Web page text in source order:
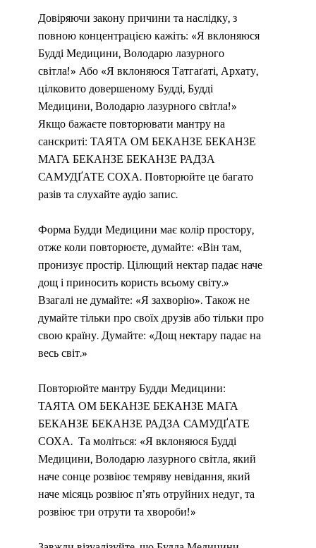
Довіряючи закону причини та наслідку, з
повною концентрацією кажіть: «Я вклоняюся
Будді Медицини, Володарю лазурного
світла!» Або «Я вклоняюся Татгаґаті, Архату,
цілковито довершеному Будді, Будді
Медицини, Володарю лазурного світла!»
Якщо бажаєте повторювати мантру на
санскриті: ТАЯТА ОМ БЕКАНЗЕ БЕКАНЗЕ
МАГА БЕКАНЗЕ БЕКАНЗЕ РАДЗА
САМУДҐАТЕ СОХА. Повторюйте це багато
разів та слухайте аудіо запис.
Форма Будди Медицини має колір простору,
отже коли повторюєте, думайте: «Він там,
пронизує простір. Цілющий нектар падає наче
дощ і приносить користь всьому світу.»
Взагалі не думайте: «Я захворію». Також не
думайте тільки про своїх друзів або тільки про
свою країну. Думайте: «Дощ нектару падає на
весь світ.»
Повторюйте мантру Будди Медицини:
ТАЯТА ОМ БЕКАНЗЕ БЕКАНЗЕ МАГА
БЕКАНЗЕ БЕКАНЗЕ РАДЗА САМУДҐАТЕ
СОХА. Та моліться: «Я вклоняюся Будді
Медицини, Володарю лазурного світла, який
наче сонце розвіює темряву невідання, який
наче місяць розвіює п’ять отруйних недуг, та
розвіює три отрути та хвороби!»